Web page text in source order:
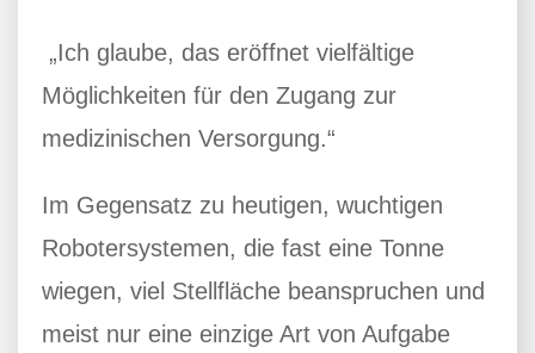
„Ich glaube, das eröffnet vielfältige
Möglichkeiten für den Zugang zur
medizinischen Versorgung.“
Im Gegensatz zu heutigen, wuchtigen
Robotersystemen, die fast eine Tonne
wiegen, viel Stellfläche beanspruchen und
meist nur eine einzige Art von Aufgabe